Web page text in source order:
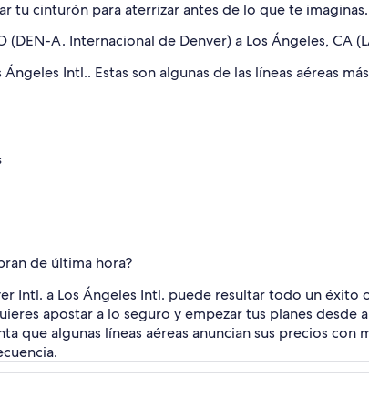
tu cinturón para aterrizar antes de lo que te imaginas.
A. Internacional de Denver) a Los Ángeles, CA
Intl.. Estas son algunas de las líneas aéreas
de última hora?
Intl. a Los Ángeles Intl. puede resultar todo un
apostar a lo seguro y empezar tus planes desde
que algunas líneas aéreas anuncian sus precios